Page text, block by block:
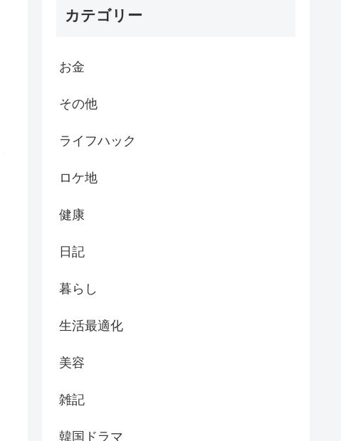
カテゴリー
お金
その他
ライフハック
ロケ地
健康
日記
暮らし
生活最適化
美容
雑記
韓国ドラマ